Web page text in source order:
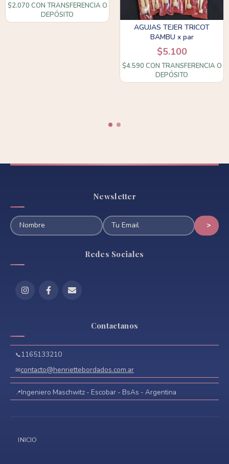
$2.070 CON TRANSFERENCIA O
DEPÓSITO
AGUJAS TEJER TRICOT
BAMBU x par
$5.100
$4.590 CON TRANSFERENCIA O
DEPÓSITO
Newsletter
Redes Sociales
Contactanos
1165133210
contacto@henriettebordados.com.ar
Ingeniero Maschwitz - Escobar - BsAs - Argentina
INICIO